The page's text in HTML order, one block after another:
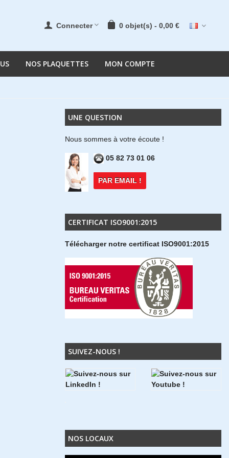
Connecter 0 objet(s) - 0,00 €
NOS PLAQUETTES MON COMPTE
UNE QUESTION
Nous sommes à votre écoute !
05 82 73 01 06
PAR EMAIL !
CERTIFICAT ISO9001:2015
Télécharger notre certificat ISO9001:2015
SUIVEZ-NOUS !
NOS LOCAUX